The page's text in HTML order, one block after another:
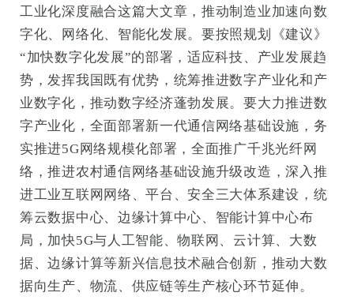
工业化深度融合这篇大文章，推动制造业加速向数
字化、网络化、智能化发展。要按照规划《建议》
“加快数字化发展”的部署，适应科技、产业发展趋
势，发挥我国既有优势，统筹推进数字产业化和产
业数字化，推动数字经济蓬勃发展。要大力推进数
字产业化，全面部署新一代通信网络基础设施，务
实推进5G网络规模化部署，全面推广千兆光纤网
络，推进农村通信网络基础设施升级改造，深入推
进工业互联网网络、平台、安全三大体系建设，统
筹云数据中心、边缘计算中心、智能计算中心布
局，加快5G与人工智能、物联网、云计算、大数
据、边缘计算等新兴信息技术融合创新，推动大数
据向生产、物流、供应链等生产核心环节延伸。